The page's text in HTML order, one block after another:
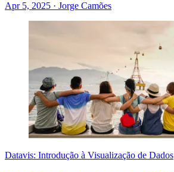
Apr 5, 2025 · Jorge Camões
Datavis: Introdução à Visualização de Dados